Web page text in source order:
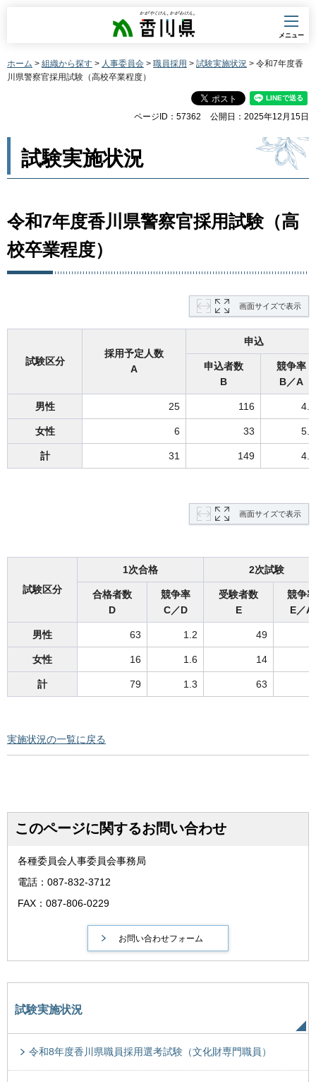
香川県
メニュー
ホーム > 組織から探す > 人事委員会 > 職員採用 > 試験実施状況 > 令和7年度香
川県警察官採用試験（高校卒業程度）
ページID：57362 公開日：2025年12月15日
試験実施状況
令和7年度香川県警察官採用試験（高
校卒業程度）
画面サイズで表示
試験区分
採用予定人数
A
申込
申込者数
B
競争率
B／A
男性 25 116 4.6
女性 6 33 5.5
計 31 149 4.8
画面サイズで表示
試験区分
1次合格 2次試験
合格者数
D
競争率
C／D
受験者数
E
競争率
E／A
男性 63 1.2 49
女性 16 1.6 14
計 79 1.3 63
実施状況の一覧に戻る
このページに関するお問い合わせ
各種委員会人事委員会事務局
電話：087-832-3712
FAX：087-806-0229
試験実施状況
令和8年度香川県職員採用選考試験（文化財専門職員）